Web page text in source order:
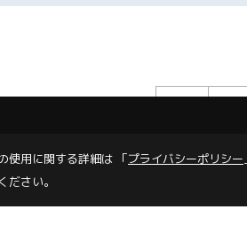
使用に関する詳細は 「プライバシーポリシー
さい。